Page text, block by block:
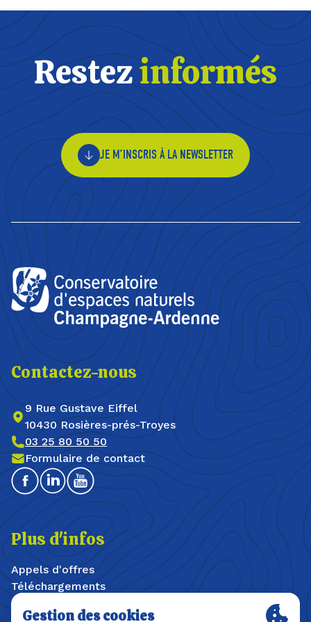
Restezinformés
JE M’INSCRIS À LA NEWSLETTER
Contactez-nous
9 Rue Gustave Eiffel
10430 Rosières-prés-Troyes
03 25 80 50 50
Formulaire de contact
FacebookLinkedinYoutube
Plus d'infos
Appels d'offres
Téléchargements
Offres d'emploi / stages